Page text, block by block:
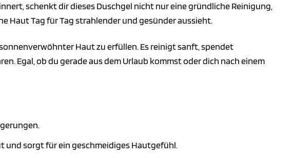
schenkt dir dieses Duschgel nicht nur eine gründliche Reinigung,
Haut Tag für Tag strahlender und gesünder aussieht.
Haut zu erfüllen. Es reinigt sanft, spendet
Egal, ob du gerade aus dem Urlaub kommst oder dich nach einem
und sorgt für ein geschmeidiges Hautgefühl.